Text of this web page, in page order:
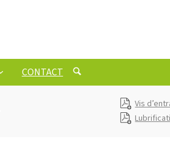
CONTACT
Vis